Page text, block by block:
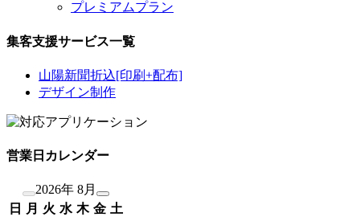
プレミアムプラン
集客支援サービス一覧
山陽新聞折込[印刷+配布]
デザイン制作
営業日カレンダー
2026年 8月
日
月 火 水 木 金 土